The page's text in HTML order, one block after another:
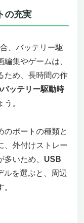
マルチコアが
見落とすな
けるべき？
ならどっち？
きる？
？
うがいい？
ほうが良い？
は「使うソ
の充実
、バッテリー駆
集やゲームは、
ため、長時間の作
ッテリー駆動時
。
のポートの種類と
、外付けストレー
いため、 USB
ルを選ぶと、周辺